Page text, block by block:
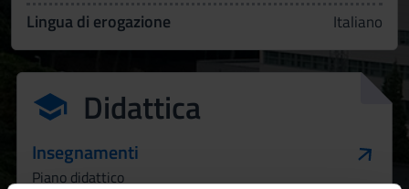
Lingua di erogazione Italiano
Didattica
Insegnamenti
Piano didattico